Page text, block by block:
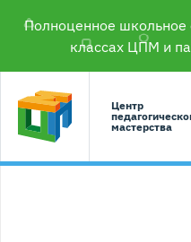
Полноценное
классах ЦПМ и
Центр
мастерства